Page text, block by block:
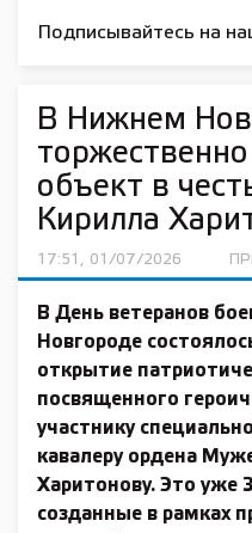
Подписывайтесь на
В Нижнем
объект в
Кирилла
17:51, 01/07/2026
В День ветеранов
Новгороде
открытие
посвященного
участнику
кавалеру ордена
Харитонову. Это уже
созданные в рамках